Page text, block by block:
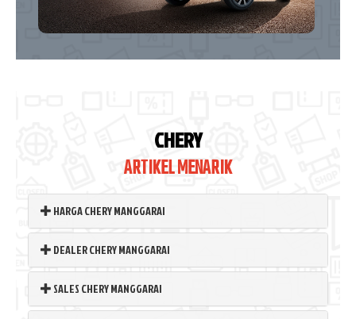
CHERY
ARTIKEL MENARIK
HARGA CHERY MANGGARAI
DEALER CHERY MANGGARAI
SALES CHERY MANGGARAI